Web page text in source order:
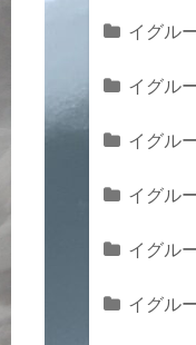
イグル
イグル
イグル
イグル
イグル
イグル